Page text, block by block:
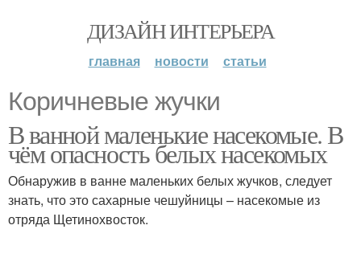
ДИЗАЙН ИНТЕРЬЕРА
главная новости статьи
Коричневые жучки
В ванной маленькие насекомые. В
чём опасность белых насекомых
Обнаружив в ванне маленьких белых жучков, следует
знать, что это сахарные чешуйницы – насекомые из
отряда Щетинохвосток.